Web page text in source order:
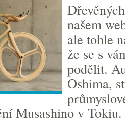
našem
ale tohle
že se s
podělit.
Oshima,
Musashino v